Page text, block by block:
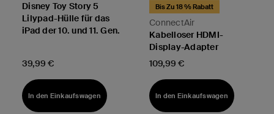
Disney Toy Story 5
Lilypad-Hülle für das
iPad der 10. und 11. Gen.
Price:
39,99 €
In den Einkaufswagen
ConnectAir
Bis Zu 18 % Rabatt
Kabelloser HDMI-
Display-Adapter
Price:
109,99 €
In den Einkaufswagen